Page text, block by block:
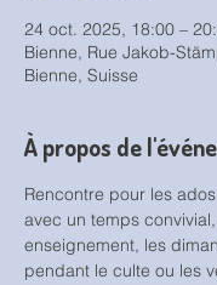
24 oct. 2025, 18:00 –
Bienne, Rue Jakob-
Bienne, Suisse
À propos de
Rencontre pour les
avec un temps
enseignement, les
pendant le culte ou les